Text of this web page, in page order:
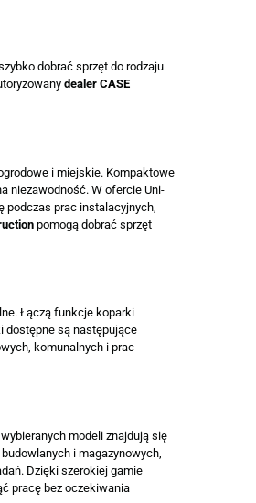
dobrać sprzęt do rodzaju
dealer CASE
i miejskie. Kompaktowe
niezawodność. W ofercie Uni-
podczas prac instalacyjnych,
pomogą dobrać sprzęt
Łączą funkcje koparki
dostępne są następujące
komunalnych i prac
modeli znajdują się
i magazynowych,
Dzięki szerokiej gamie
pracę bez oczekiwania